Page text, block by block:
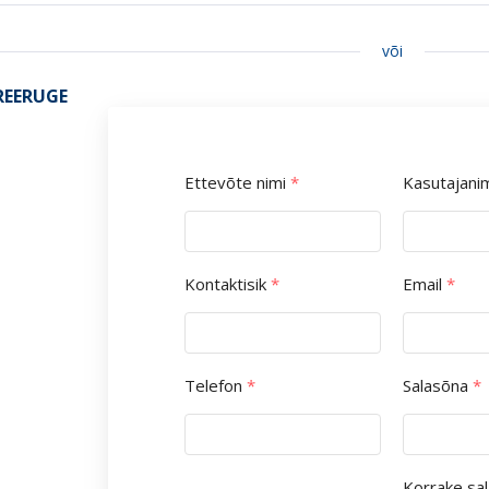
või
Ettevõte nimi *
Kontaktisik *
Telefon *
Email *
Salasõna *